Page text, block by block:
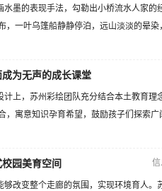
墨的表现手法，勾勒出小桥流水人家的
，一叶乌篷船静静停泊，远山淡淡的晕
为无声的成长课堂
上，苏州彩绘团队充分结合本土教育
，寓意知识孕育希望，鼓励孩子们探索
园美育空间
改变整个走廊的氛围，实现环境育人